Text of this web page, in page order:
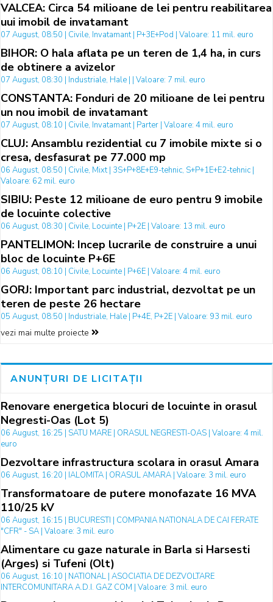
VALCEA: Circa 54 milioane de lei pentru reabilitarea
uui imobil de invatamant
07 August, 08:50 | Civile, Invatamant | P+3E+Pod | Valoare: 11 mil. euro
BIHOR: O hala aflata pe un teren de 1,4 ha, in curs
de obtinere a avizelor
07 August, 08:30 | Industriale, Hale | | Valoare: 7 mil. euro
CONSTANTA: Fonduri de 20 milioane de lei pentru
un nou imobil de invatamant
07 August, 08:10 | Civile, Invatamant | Parter | Valoare: 4 mil. euro
CLUJ: Ansamblu rezidential cu 7 imobile mixte si o
cresa, desfasurat pe 77.000 mp
06 August, 08:50 | Civile, Mixt | 3S+P+8E+E9-tehnic, S+P+1E+E2-tehnic |
Valoare: 62 mil. euro
SIBIU: Peste 12 milioane de euro pentru 9 imobile
de locuinte colective
06 August, 08:30 | Civile, Locuinte | P+2E | Valoare: 13 mil. euro
PANTELIMON: Incep lucrarile de construire a unui
bloc de locuinte P+6E
06 August, 08:10 | Civile, Locuinte | P+6E | Valoare: 4 mil. euro
GORJ: Important parc industrial, dezvoltat pe un
teren de peste 26 hectare
05 August, 08:50 | Industriale, Hale | P+4E, P+2E | Valoare: 93 mil. euro
vezi mai multe proiecte
ANUNȚURI DE LICITAȚII
Renovare energetica blocuri de locuinte in orasul
Negresti-Oas (Lot 5)
06 August, 16:25 | SATU MARE | ORASUL NEGRESTI-OAS | Valoare: 4 mil.
euro
Dezvoltare infrastructura scolara in orasul Amara
06 August, 16:20 | IALOMITA | ORASUL AMARA | Valoare: 3 mil. euro
Transformatoare de putere monofazate 16 MVA
110/25 kV
06 August, 16:15 | BUCURESTI | COMPANIA NATIONALA DE CAI FERATE
"CFR" - SA | Valoare: 3 mil. euro
Alimentare cu gaze naturale in Barla si Harsesti
(Arges) si Tufeni (Olt)
06 August, 16:10 | NATIONAL | ASOCIATIA DE DEZVOLTARE
INTERCOMUNITARA A.D.I. GAZ COM | Valoare: 3 mil. euro